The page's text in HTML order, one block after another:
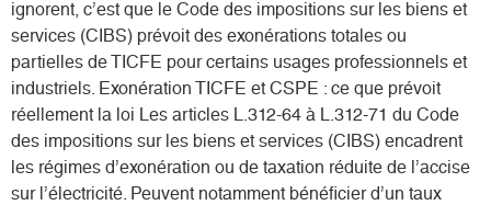
ignorent, c’est que le Code des impositions sur les biens et
services (CIBS) prévoit des exonérations totales ou
partielles de TICFE pour certains usages professionnels et
industriels. Exonération TICFE et CSPE : ce que prévoit
réellement la loi Les articles L.312-64 à L.312-71 du Code
des impositions sur les biens et services (CIBS) encadrent
les régimes d’exonération ou de taxation réduite de l’accise
sur l’électricité. Peuvent notamment bénéficier d’un taux